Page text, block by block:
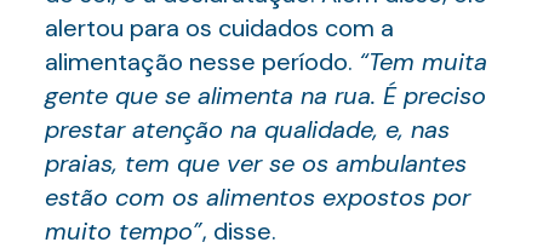
alertou para os cuidados com a
alimentação nesse período. “Tem muita
gente que se alimenta na rua. É preciso
prestar atenção na qualidade, e, nas
praias, tem que ver se os ambulantes
estão com os alimentos expostos por
muito tempo”, disse.